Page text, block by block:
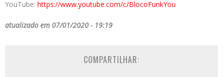
YouTube: https://www.youtube.com/c/BlocoFunkYou
atualizado em 07/01/2020 - 19:19
COMPARTILHAR: